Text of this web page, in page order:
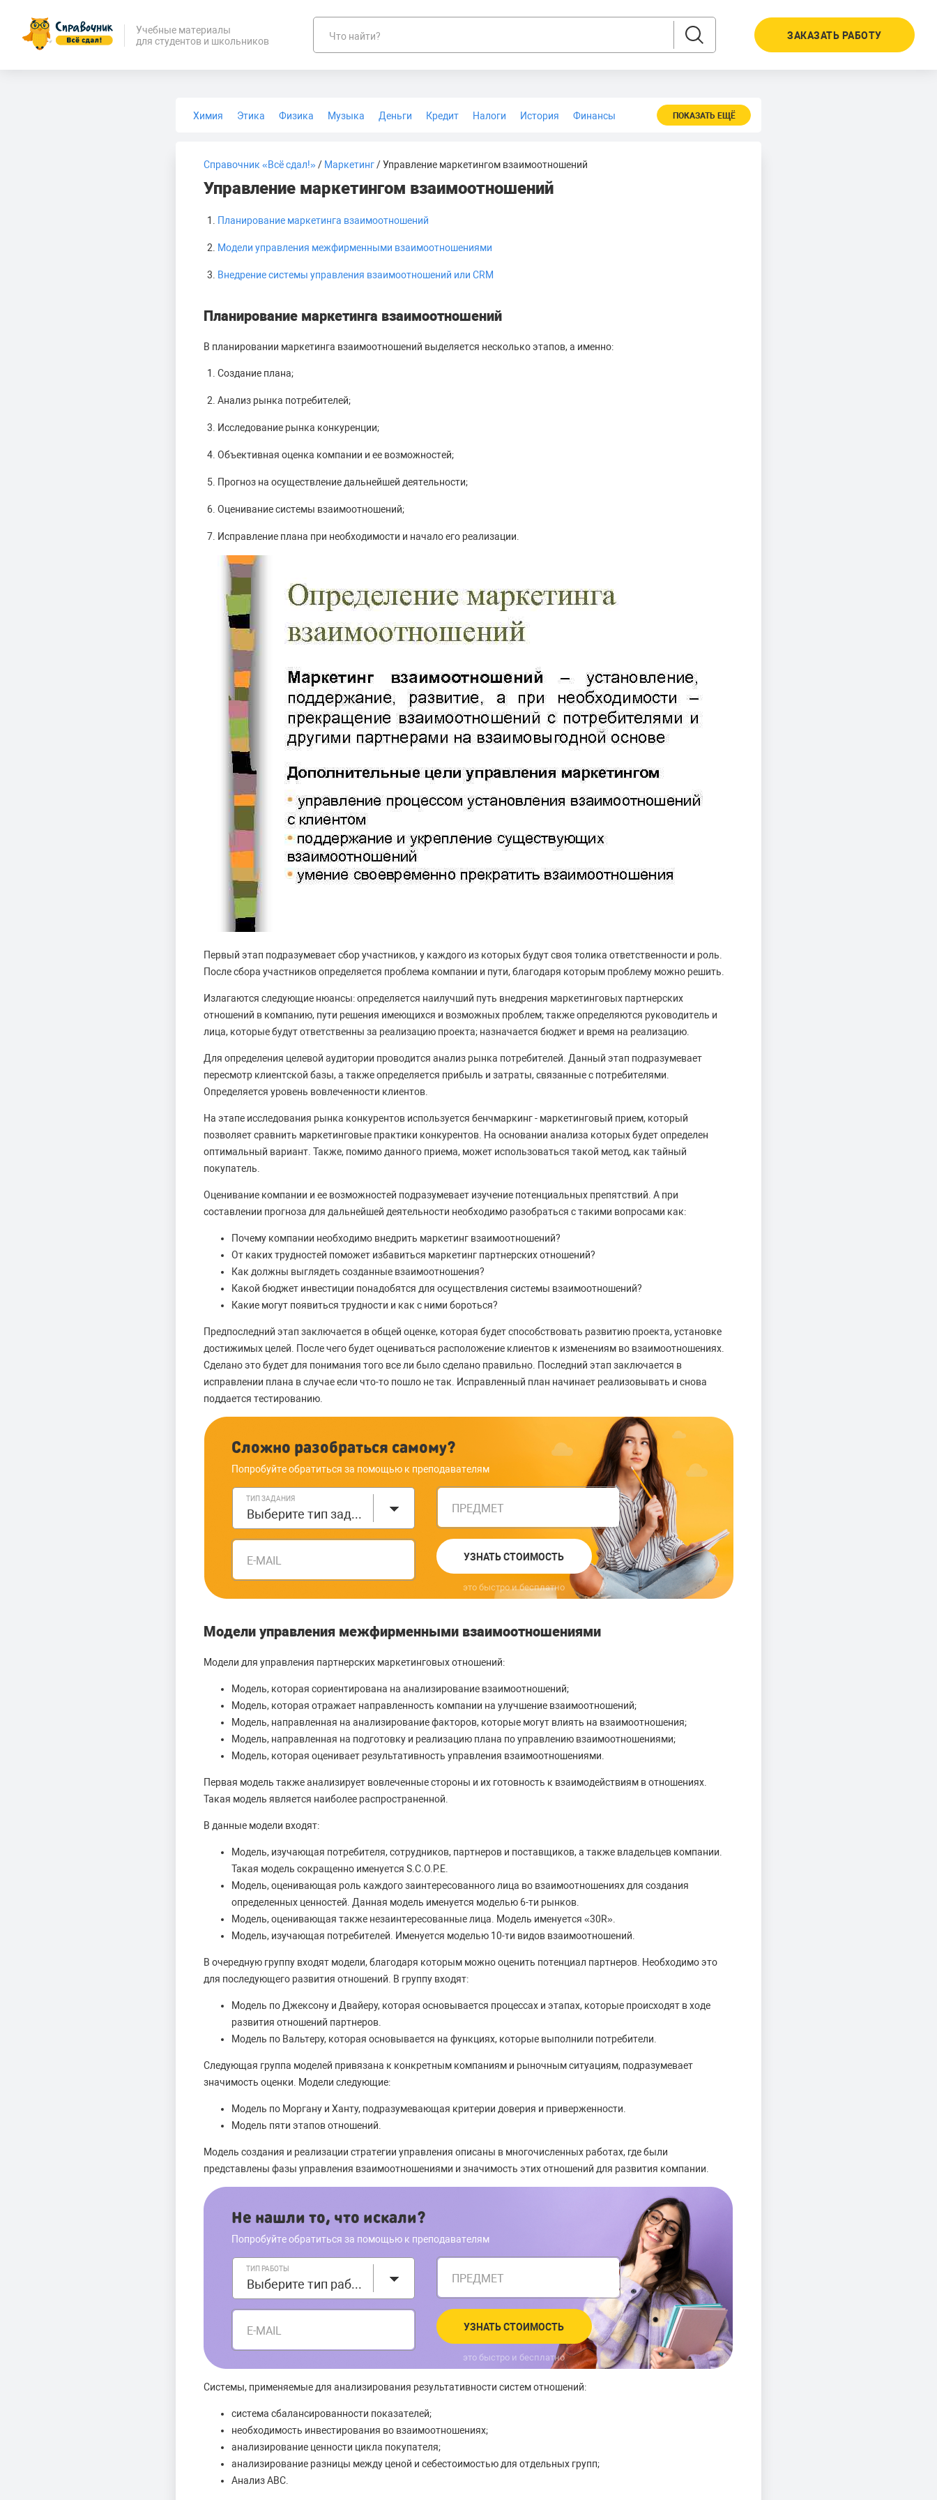
Учебные материалы
для студентов и школьников
Что найти? ЗАКАЗАТЬ РАБОТУ
Химия Этика Физика Музыка Деньги Кредит Налоги История
Финансы
ПОКАЗАТЬ ЕЩЁ
Справочник «Всё сдал!»/ Маркетинг/ Управление маркетингом взаимоотношений
Управление маркетингом взаимоотношений
Планирование маркетинга взаимоотношений
Модели управления межфирменными взаимоотношениями
Внедрение системы управления взаимоотношений или CRM
Планирование маркетинга взаимоотношений
В планировании маркетинга взаимоотношений выделяется несколько этапов, а именно:
Создание плана;
Анализ рынка потребителей;
Исследование рынка конкуренции;
Объективная оценка компании и ее возможностей;
Прогноз на осуществление дальнейшей деятельности;
Оценивание системы взаимоотношений;
Исправление плана при необходимости и начало его реализации.
Первый этап подразумевает сбор участников, у каждого из которых будут своя толика ответственности и роль.
После сбора участников определяется проблема компании и пути, благодаря которым проблему можно решить.
Излагаются следующие нюансы: определяется наилучший путь внедрения маркетинговых партнерских
отношений в компанию, пути решения имеющихся и возможных проблем; также определяются руководитель и
лица, которые будут ответственны за реализацию проекта; назначается бюджет и время на реализацию.
Для определения целевой аудитории проводится анализ рынка потребителей. Данный этап подразумевает
пересмотр клиентской базы, а также определяется прибыль и затраты, связанные с потребителями.
Определяется уровень вовлеченности клиентов.
На этапе исследования рынка конкурентов используется бенчмаркинг - маркетинговый прием, который
позволяет сравнить маркетинговые практики конкурентов. На основании анализа которых будет определен
оптимальный вариант. Также, помимо данного приема, может использоваться такой метод, как тайный
покупатель.
Оценивание компании и ее возможностей подразумевает изучение потенциальных препятствий. А при
составлении прогноза для дальнейшей деятельности необходимо разобраться с такими вопросами как:
Почему компании необходимо внедрить маркетинг взаимоотношений?
От каких трудностей поможет избавиться маркетинг партнерских отношений?
Как должны выглядеть созданные взаимоотношения?
Какой бюджет инвестиции понадобятся для осуществления системы взаимоотношений?
Какие могут появиться трудности и как с ними бороться?
Предпоследний этап заключается в общей оценке, которая будет способствовать развитию проекта, установке
достижимых целей. После чего будет оцениваться расположение клиентов к изменениям во взаимоотношениях.
Сделано это будет для понимания того все ли было сделано правильно. Последний этап заключается в
исправлении плана в случае если что-то пошло не так. Исправленный план начинает реализовывать и снова
поддается тестированию.
Сложно разобраться самому?
Попробуйте обратиться за помощью к преподавателям
ТИП ЗАДАНИЯ
Выберите тип задания ПРЕДМЕТ
E-MAIL УЗНАТЬ СТОИМОСТЬ
это быстро и бесплатно
Модели управления межфирменными взаимоотношениями
Модели для управления партнерских маркетинговых отношений:
Модель, которая сориентирована на анализирование взаимоотношений;
Модель, которая отражает направленность компании на улучшение взаимоотношений;
Модель, направленная на анализирование факторов, которые могут влиять на взаимоотношения;
Модель, направленная на подготовку и реализацию плана по управлению взаимоотношениями;
Модель, которая оценивает результативность управления взаимоотношениями.
Первая модель также анализирует вовлеченные стороны и их готовность к взаимодействиям в отношениях.
Такая модель является наиболее распространенной.
В данные модели входят:
Модель, изучающая потребителя, сотрудников, партнеров и поставщиков, а также владельцев компании.
Такая модель сокращенно именуется S.C.O.P.E.
Модель, оценивающая роль каждого заинтересованного лица во взаимоотношениях для создания
определенных ценностей. Данная модель именуется моделью 6-ти рынков.
Модель, оценивающая также незаинтересованные лица. Модель именуется «30R».
Модель, изучающая потребителей. Именуется моделью 10-ти видов взаимоотношений.
В очередную группу входят модели, благодаря которым можно оценить потенциал партнеров. Необходимо это
для последующего развития отношений. В группу входят:
Модель по Джексону и Двайеру, которая основывается процессах и этапах, которые происходят в ходе
развития отношений партнеров.
Модель по Вальтеру, которая основывается на функциях, которые выполнили потребители.
Следующая группа моделей привязана к конкретным компаниям и рыночным ситуациям, подразумевает
значимость оценки. Модели следующие:
Модель по Моргану и Ханту, подразумевающая критерии доверия и приверженности.
Модель пяти этапов отношений.
Модель создания и реализации стратегии управления описаны в многочисленных работах, где были
представлены фазы управления взаимоотношениями и значимость этих отношений для развития компании.
Не нашли то, что искали?
Попробуйте обратиться за помощью к преподавателям
ТИП РАБОТЫ
Выберите тип работы ПРЕДМЕТ
E-MAIL УЗНАТЬ СТОИМОСТЬ
это быстро и бесплатно
Системы, применяемые для анализирования результативности систем отношений:
система сбалансированности показателей;
необходимость инвестирования во взаимоотношениях;
анализирование ценности цикла покупателя;
анализирование разницы между ценой и себестоимостью для отдельных групп;
Анализ АВС.